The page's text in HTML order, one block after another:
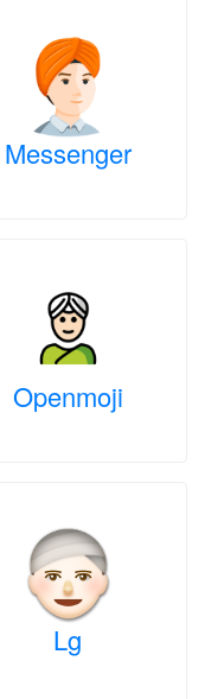
Messenger
Openmoji
Lg